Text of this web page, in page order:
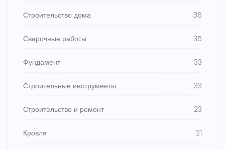
Строительство дома 36
Сварочные работы 35
Фундамент 33
Строительные инструменты 33
Строительство и ремонт 23
Кровля 21